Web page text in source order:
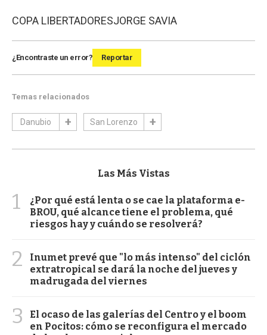
COPA LIBERTADORESJORGE SAVIA
¿Encontraste un error? Reportar
Temas relacionados
Danubio San Lorenzo
Las Más Vistas
1
¿Por qué está lenta o se cae la plataforma e-
BROU, qué alcance tiene el problema, qué
riesgos hay y cuándo se resolverá?
2
Inumet prevé que "lo más intenso" del ciclón
extratropical se dará la noche del jueves y
madrugada del viernes
3
El ocaso de las galerías del Centro y el boom
en Pocitos: cómo se reconfigura el mercado